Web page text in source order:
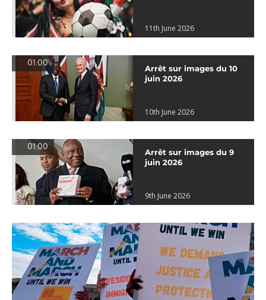
11th June 2026
01:00
Arrêt sur images du 10
juin 2026
10th June 2026
01:00
Arrêt sur images du 9
juin 2026
9th June 2026